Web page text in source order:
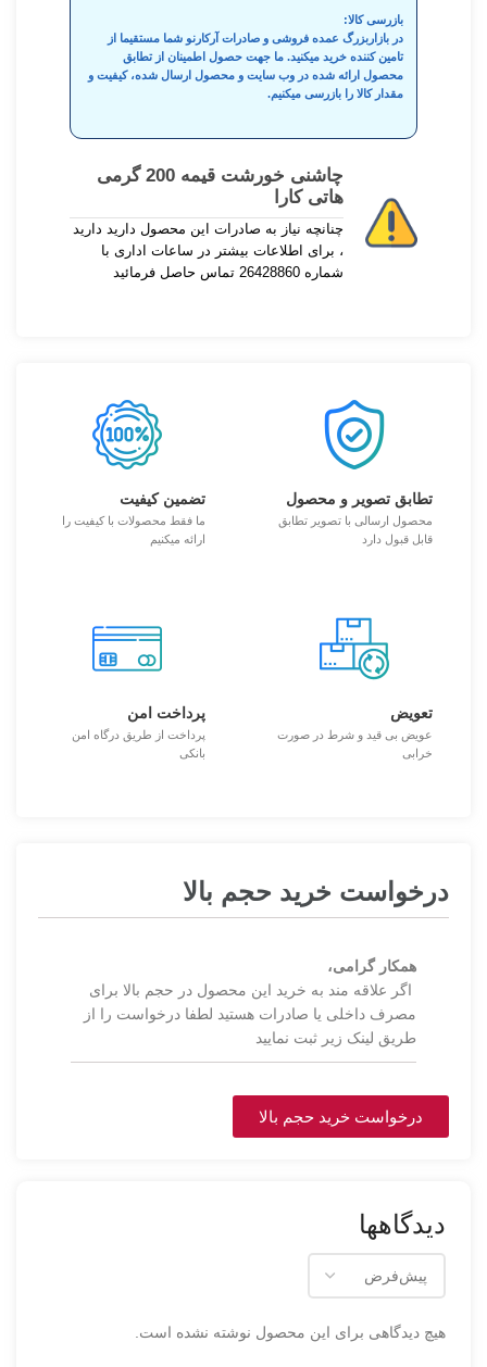
بازرسی کالا:
در بازاربزرگ عمده فروشی و صادرات آرکارنو شما مستقیما از
تامین کننده خرید میکنید. ما جهت حصول اطمینان از تطابق
محصول ارائه شده در وب سایت و محصول ارسال شده، کیفیت و
مقدار کالا را بازرسی میکنیم.
چاشنی خورشت قیمه 200 گرمی
هاتی کارا
چنانچه نیاز به صادرات این محصول دارید دارید
، برای اطلاعات بیشتر در ساعات اداری با
شماره 26428860 تماس حاصل فرمائید
تطابق تصویر و محصول
محصول ارسالی با تصویر تطابق
قابل قبول دارد
تضمین کیفیت
ما فقط محصولات با کیفیت را
ارائه میکنیم
تعویض
عویض بی قید و شرط در صورت
خرابی
پرداخت امن
پرداخت از طریق درگاه امن
بانکی
درخواست خرید حجم بالا
همکار گرامی،
اگر علاقه مند به خرید این محصول در حجم بالا برای
مصرف داخلی یا صادرات هستید لطفا درخواست را از
طریق لینک زیر ثبت نمایید
درخواست خرید حجم بالا
دیدگاهها
هیچ دیدگاهی برای این محصول نوشته نشده است.